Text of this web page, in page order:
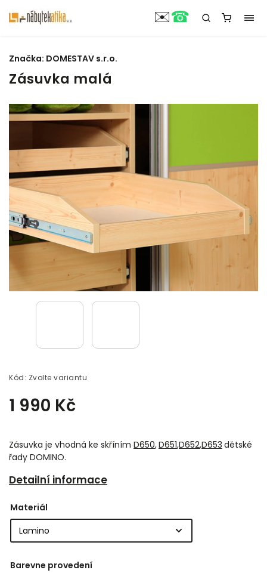
Zásuvka malá
Kód: Zvolte variantu
1 990 Kč
Zásuvka je vhodná ke skříním D650,D651,D652,D653 dětské
řady DOMINO.
Detailní informace
Značka: DOMESTAV s.r.o.
Materiál
Barevne provedení
✉️☎